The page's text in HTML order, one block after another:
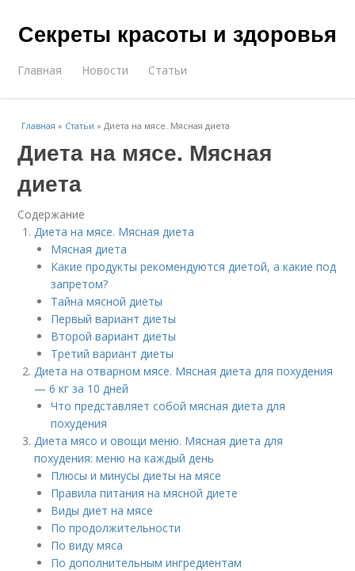
Секреты красоты и здоровья
Главная Новости Статьи
Главная » Статьи »Диета на мясе. Мясная диета
Диета на мясе. Мясная
диета
Содержание
Диета на мясе. Мясная диета
Мясная диета
Какие продукты рекомендуются диетой, а какие под
запретом?
Тайна мясной диеты
Первый вариант диеты
Второй вариант диеты
Третий вариант диеты
Диета на отварном мясе. Мясная диета для похудения
— 6 кг за 10 дней
Что представляет собой мясная диета для
похудения
Диета мясо и овощи меню. Мясная диета для
похудения: меню на каждый день
Плюсы и минусы диеты на мясе
Правила питания на мясной диете
Виды диет на мясе
По продолжительности
По виду мяса
По дополнительным ингредиентам